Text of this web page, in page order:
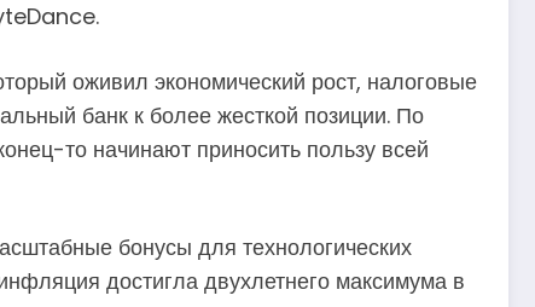
оживил экономический рост, налоговые
банк к более жесткой позиции. По
то начинают приносить пользу всей
бонусы для технологических
достигла двухлетнего максимума в